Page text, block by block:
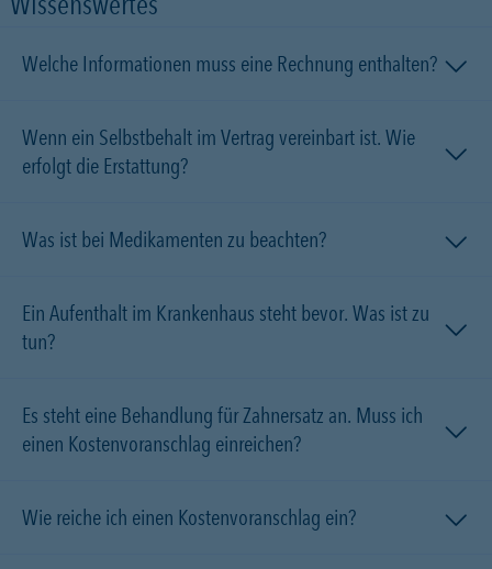
Welche Informationen muss eine Rechnung enthalten?
Wenn ein Selbstbehalt im Vertrag vereinbart ist. Wie
erfolgt die Erstattung?
Was ist bei Medikamenten zu beachten?
Ein Aufenthalt im Krankenhaus steht bevor. Was ist zu
tun?
Es steht eine Behandlung für Zahnersatz an. Muss ich
einen Kostenvoranschlag einreichen?
Wie reiche ich einen Kostenvoranschlag ein?